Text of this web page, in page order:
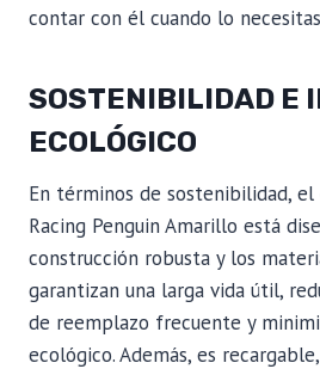
contar con él cuando lo
SOSTENIBILIDAD E
ECOLÓGICO
En términos de sostenibilidad, el
Racing Penguin Amarillo está
construcción robusta y los
garantizan una larga vida útil,
de reemplazo frecuente y
ecológico. Además, es